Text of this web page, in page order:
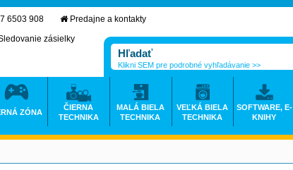
6503 908
Predajne a kontakty
zásielky
Klikni SEM pre podrobné vyhľadávanie >>
ZÓNA
ČIERNA
TECHNIKA
MALÁ BIELA
TECHNIKA
VEĽKÁ BIELA
TECHNIKA
SOFTWARE, E-
KNIHY